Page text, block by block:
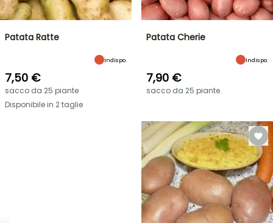
Patata Ratte
Indispo.
7,50 €
sacco da 25 piante
Disponibile in 2 taglie
Patata Cherie
Indispo.
7,90 €
sacco da 25 piante